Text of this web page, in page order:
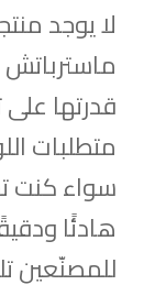
لا يوجد
قدرتها
متطلبات
سواء كنت
هادئًا
للمصنّعين